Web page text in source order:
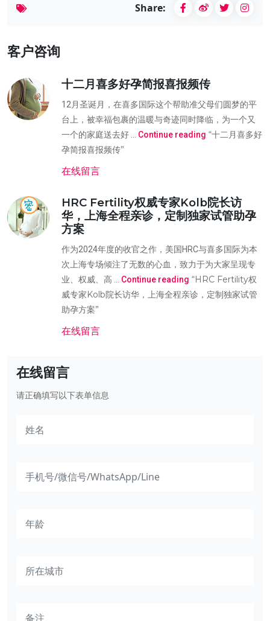
Share:
客户咨询
十二月喜多好孕简报喜报频传
12月圣诞月，在喜多国际这个帮助准父母们圆梦的平
台上，被幸福包裹的温暖与奇迹同时降临，为一个又
一个的家庭送去好 … Continue reading “十二月喜多好
孕简报喜报频传”
在线留言
HRC Fertility权威专家Kolb院长访
华，上海全程亲诊，定制独家试管助孕
方案
作为2024年度的收官之作，美国HRC与喜多国际为本
次上海专场倾注了无数的心血，致力于为大家呈现专
业、权威、高 … Continue reading “HRC Fertility权
威专家Kolb院长访华，上海全程亲诊，定制独家试管
助孕方案”
在线留言
在线留言
请正确填写以下表单信息